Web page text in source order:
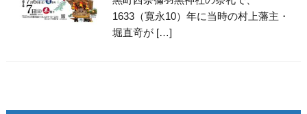
1633（寛永10）年に当時の村上藩主・
堀直竒が […]